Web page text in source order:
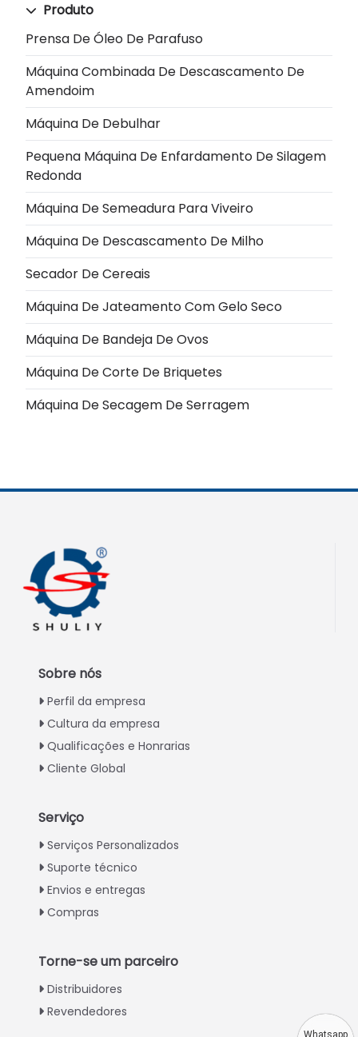
Produto
Prensa De Óleo De Parafuso
Máquina Combinada De Descascamento De
Amendoim
Máquina De Debulhar
Pequena Máquina De Enfardamento De Silagem
Redonda
Máquina De Semeadura Para Viveiro
Máquina De Descascamento De Milho
Secador De Cereais
Máquina De Jateamento Com Gelo Seco
Máquina De Bandeja De Ovos
Máquina De Corte De Briquetes
Máquina De Secagem De Serragem
Sobre nós
Perfil da empresa
Cultura da empresa
Qualificações e Honrarias
Cliente Global
Serviço
Serviços Personalizados
Suporte técnico
Envios e entregas
Compras
Torne-se um parceiro
Distribuidores
Revendedores
Swahili
Urdu
Greek
Italian
Whatsapp